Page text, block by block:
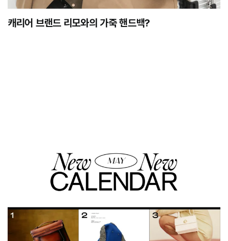
캐리어 브랜드 리모와의 가죽 핸드백?